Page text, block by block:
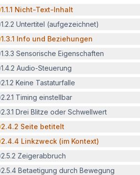
Potenzielle Barriere:
1.1.1 Nicht-Text-Inhalt
Erfüllt:
1.2.2 Untertitel (aufgezeichnet)
Potenzielle Barriere:
1.3.1 Info und Beziehungen
Erfüllt:
1.3.3 Sensorische Eigenschaften
Erfüllt:
1.4.2 Audio-Steuerung
Erfüllt:
2.1.2 Keine Tastaturfalle
Erfüllt:
2.2.1 Timing einstellbar
Erfüllt:
2.3.1 Drei Blitze oder Schwellwert
Potenzielle Barriere:
2.4.2 Seite betitelt
Potenzielle Barriere:
2.4.4 Linkzweck (im Kontext)
Erfüllt:
2.5.2 Zeigerabbruch
Erfüllt:
2.5.4 Betaetigung durch Bewegung